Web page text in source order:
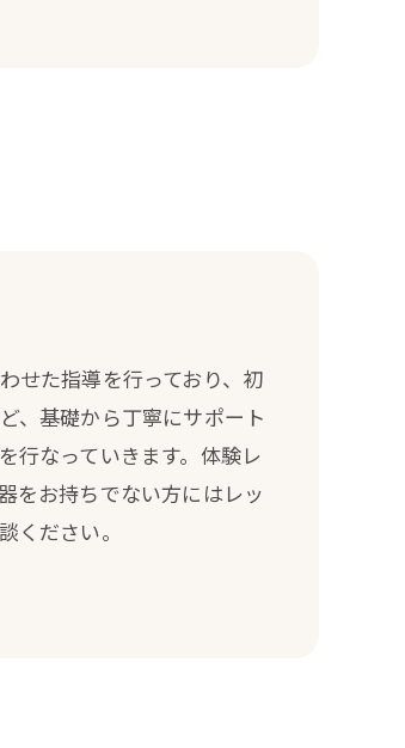
せた指導を行っており、初
、基礎から丁寧にサポート
行なっていきます。体験レ
をお持ちでない方にはレッ
ください。